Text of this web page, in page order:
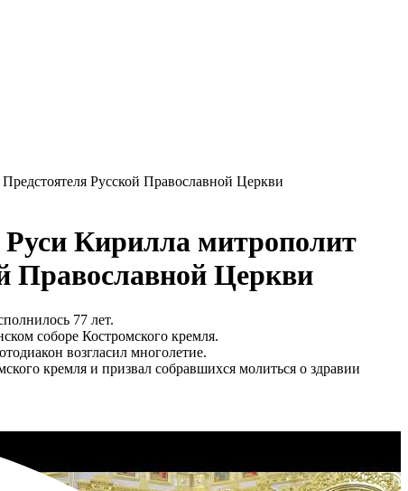
Русской Православной Церкви
Кирилла митрополит
Православной Церкви
77 лет.
соборе Костромского кремля.
возгласил многолетие.
кремля и призвал собравшихся молиться о здравии